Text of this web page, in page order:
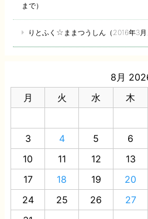
まで）
りとふく☆ままつうしん（2016年3月
8月
月
火 水 木
3
4 5 6
10
11 12 13
17
18 19 20
24
25 26 27